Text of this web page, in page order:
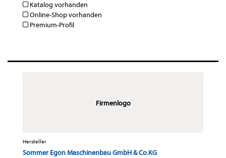
Katalog vorhanden
Online-Shop vorhanden
Premium-Profil
Firmenlogo
Hersteller
Sommer Egon Maschinenbau GmbH & Co.KG